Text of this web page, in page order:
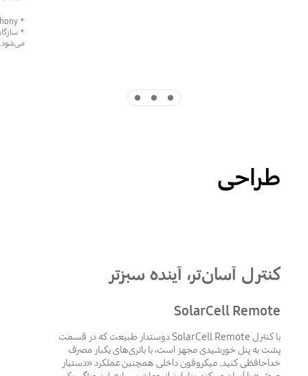
* Q-Symphony فقط در بلندگوی میله‌ای سازگار قابل استفاده است.
می‌شود.
طراحی
کنترل آسان‌تر، آینده سبزتر
SolarCell Remote
با کنترل SolarCell Remote دوستدار طبیعت که در قسمت
پشت به پنل خورشیدی مجهز است، با باتری‌های یکبار مصرف
خداحافظی کنید. میکروفون داخلی همچنین عملکرد «دستیار